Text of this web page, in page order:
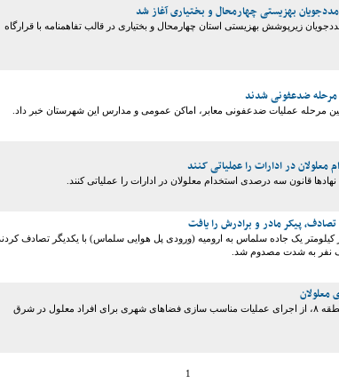
واحد مسکن مددجویان زیرپوشش بهزیستی استان چهارمحال و بختیاری در قالب تفاهمنامه با قرارگاه
مرحله عملیات ضدعفونی معابر، اماکن عمومی و مدارس این شهرستان خبر داد.
در ادارات را عملیاتی کنند
قانون سه درصدی استخدام معلولان در ادارات را عملیاتی کنند.
پیکر مادر و برادرش را یافت
کیلومتر یک جاده سلماس به ارومیه (ورودی پل هوایی سلماس) با یکدیگر تصادف
نفر به شدت مصدوم شد.
معاون فنی و عمران شهرداری منطقه ۸، از اجرای عملیات مناسب سازی فضاهای شهری برای افراد معلول در شرق
1